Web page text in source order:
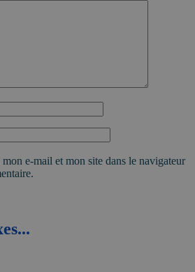
e-mail et mon site dans le navigateur